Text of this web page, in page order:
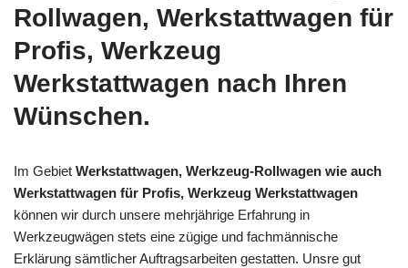
Rollwagen, Werkstattwagen für
Profis, Werkzeug
Werkstattwagen nach Ihren
Wünschen.
Im Gebiet Werkstattwagen, Werkzeug-Rollwagen wie auch
Werkstattwagen für Profis, Werkzeug Werkstattwagen
können wir durch unsere mehrjährige Erfahrung in
Werkzeugwägen stets eine zügige und fachmännische
Erklärung sämtlicher Auftragsarbeiten gestatten. Unsre gut